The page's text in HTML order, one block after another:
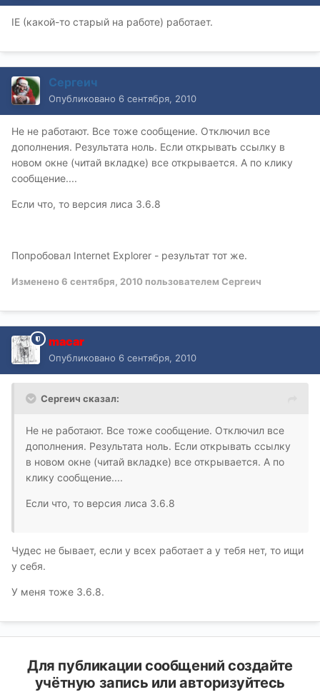
IE (какой-то старый на работе) работает.
Сергеич
Опубликовано 6 сентября, 2010
Не не работают. Все тоже сообщение. Отключил все
дополнения. Результата ноль. Если открывать ссылку в
новом окне (читай вкладке) все открывается. А по клику
сообщение....
Если что, то версия лиса 3.6.8
Попробовал Internet Explorer - результат тот же.
Изменено6 сентября, 2010 пользователем Сергеич
macar
Опубликовано 6 сентября, 2010
Сергеич сказал:
Не не работают. Все тоже сообщение. Отключил все
дополнения. Результата ноль. Если открывать ссылку
в новом окне (читай вкладке) все открывается. А по
клику сообщение....
Если что, то версия лиса 3.6.8
Чудес не бывает, если у всех работает а у тебя нет, то ищи
у себя.
У меня тоже 3.6.8.
Для публикации сообщений создайте
учётную запись или авторизуйтесь